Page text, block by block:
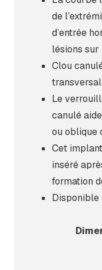
de
d’entrée
lésions
Clou
Le
canulé
ou oblique
Cet
inséré
formation
Disponible